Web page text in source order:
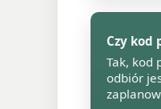
Czy kod
Tak, kod
odbiór